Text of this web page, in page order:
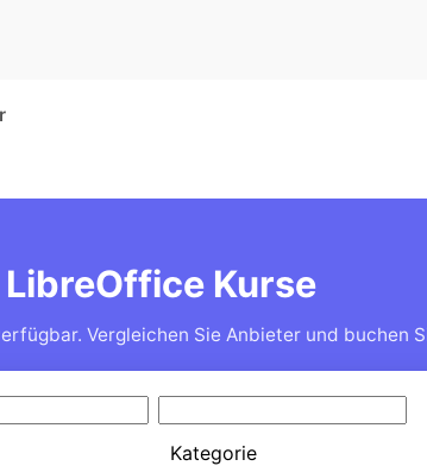
LibreOffice Kurse
Vergleichen Sie Anbieter und buchen
Kategorie